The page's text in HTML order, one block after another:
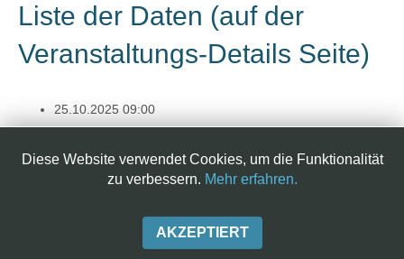
Liste der Daten (auf der
Veranstaltungs-Details Seite)
25.10.2025 09:00
Powered by iCagenda
Datenschutzerklärung
Diese Website verwendet Cookies, um die Funktionalität
zu verbessern. Mehr erfahren.
AKZEPTIERT